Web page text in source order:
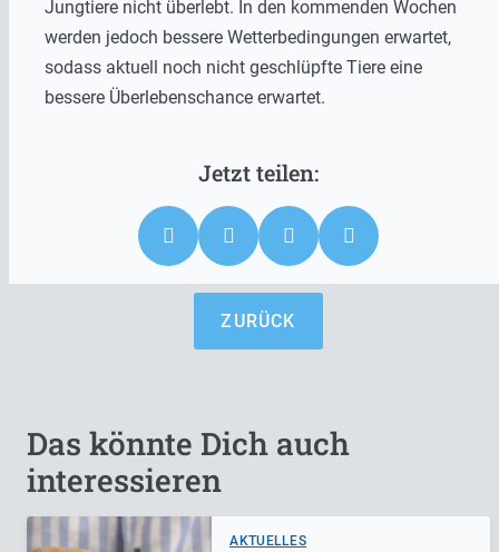
Jungtiere nicht überlebt. In den kommenden Wochen
werden jedoch bessere Wetterbedingungen erwartet,
sodass aktuell noch nicht geschlüpfte Tiere eine
bessere Überlebenschance erwartet.
ZURÜCK
Das könnte Dich auch
interessieren
AKTUELLES